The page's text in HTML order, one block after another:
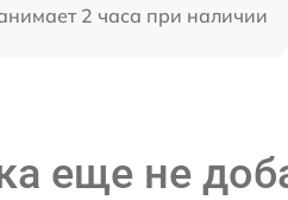
2 часа при наличии
еще не